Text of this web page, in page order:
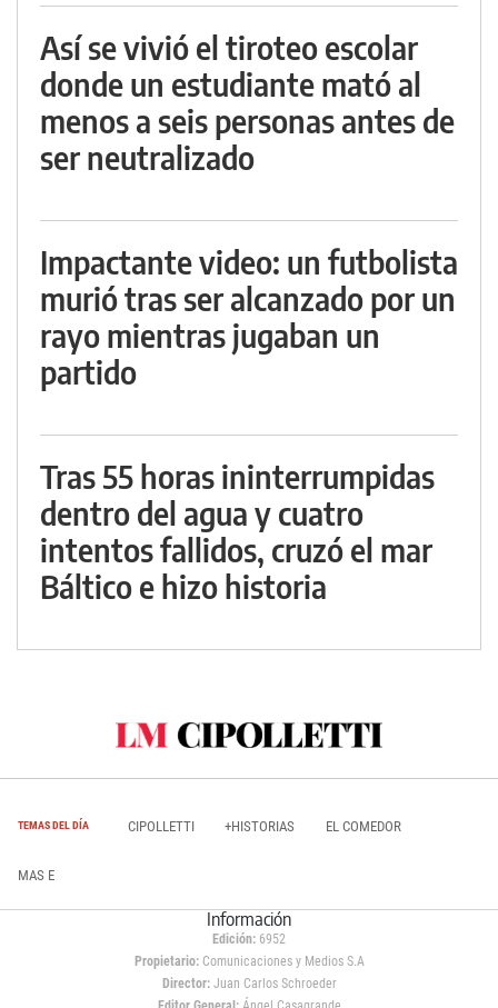
Así se vivió el tiroteo escolar
donde un estudiante mató al
menos a seis personas antes de
ser neutralizado
Impactante video: un futbolista
murió tras ser alcanzado por un
rayo mientras jugaban un
partido
Tras 55 horas ininterrumpidas
dentro del agua y cuatro
intentos fallidos, cruzó el mar
Báltico e hizo historia
TEMAS DEL DÍA CIPOLLETTI +HISTORIAS EL COMEDOR
MAS E
Información
Edición: 6952
Propietario:Comunicaciones y Medios S.A
Director: Juan Carlos Schroeder